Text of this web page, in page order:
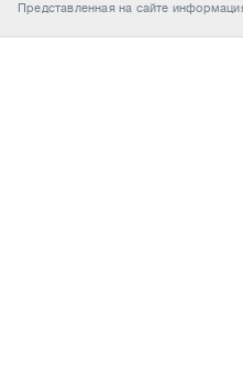
Представленная на сайте